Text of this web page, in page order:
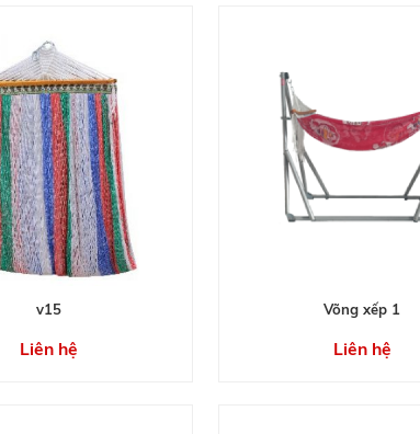
v15
Liên hệ
Võng xếp 1
Liên hệ